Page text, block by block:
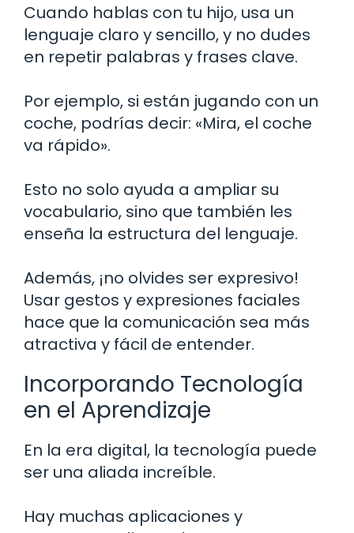
Cuando hablas con tu hijo, usa un
lenguaje claro y sencillo, y no dudes
en repetir palabras y frases clave.
Por ejemplo, si están jugando con un
coche, podrías decir: «Mira, el coche
va rápido».
Esto no solo ayuda a ampliar su
vocabulario, sino que también les
enseña la estructura del lenguaje.
Además, ¡no olvides ser expresivo!
Usar gestos y expresiones faciales
hace que la comunicación sea más
atractiva y fácil de entender.
Incorporando Tecnología
en el Aprendizaje
En la era digital, la tecnología puede
ser una aliada increíble.
Hay muchas aplicaciones y